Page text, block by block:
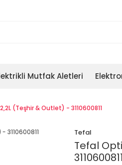
Mutfak Aletleri
(Teşhir & Outlet) - 3110600811
Tefal
Tefal
3110600811